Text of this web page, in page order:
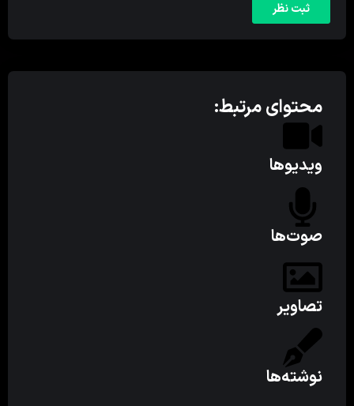
محتوای مرتبط:
ویدیوها
صوت‌ها
تصاویر
نوشته‌ها